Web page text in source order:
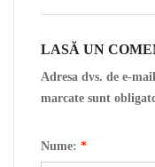
LASĂ UN
Adresa dvs. de e-
marcate sunt
Nume: *